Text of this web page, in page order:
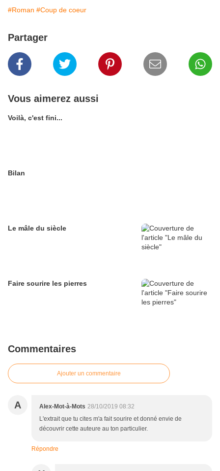
#Roman #Coup de coeur
Partager
Vous aimerez aussi
Voilà, c'est fini...
Bilan
Le mâle du siècle
Faire sourire les pierres
Commentaires
Ajouter un commentaire
A Alex-Mot-à-Mots 28/10/2019 08:32
L'extrait que tu cites m'a fait sourire et donné envie de
découvrir cette auteure au ton particulier.
Répondre